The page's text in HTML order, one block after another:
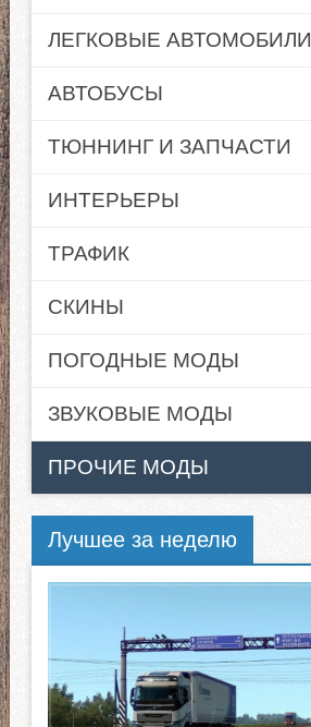
ЛЕГКОВЫЕ АВТОМОБИЛИ
АВТОБУСЫ
ТЮННИНГ И ЗАПЧАСТИ
ИНТЕРЬЕРЫ
ТРАФИК
СКИНЫ
ПОГОДНЫЕ МОДЫ
ЗВУКОВЫЕ МОДЫ
ПРОЧИЕ МОДЫ
Лучшее за неделю